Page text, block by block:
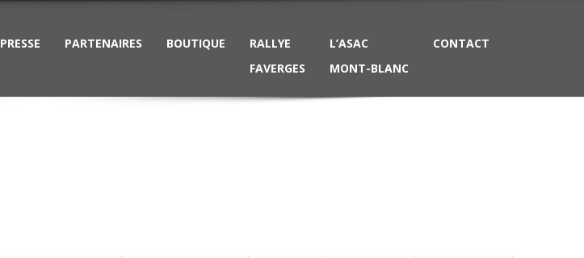
PRESSE PARTENAIRES BOUTIQUE
RALLYE
FAVERGES
L’ASAC
MONT-BLANC
CONTACT